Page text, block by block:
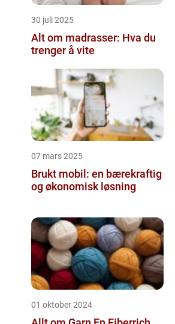
30 juli 2025
Alt om madrasser: Hva du
trenger å vite
07 mars 2025
Brukt mobil: en bærekraftig
og økonomisk løsning
01 oktober 2024